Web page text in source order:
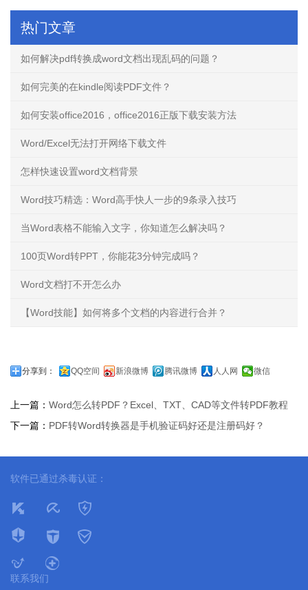
热门文章
如何解决pdf转换成word文档出现乱码的问题？
如何完美的在kindle阅读PDF文件？
如何安装office2016，office2016正版下载安装方法
Word/Excel无法打开网络下载文件
怎样快速设置word文档背景
Word技巧精选：Word高手快人一步的9条录入技巧
当Word表格不能输入文字，你知道怎么解决吗？
100页Word转PPT，你能花3分钟完成吗？
Word文档打不开怎么办
【Word技能】如何将多个文档的内容进行合并？
分享到： QQ空间 新浪微博 腾讯微博 人人网 微信
上一篇： Word怎么转PDF？Excel、TXT、CAD等文件转PDF教程
下一篇： PDF转Word转换器是手机验证码好还是注册码好？
软件已通过杀毒认证：
联系我们